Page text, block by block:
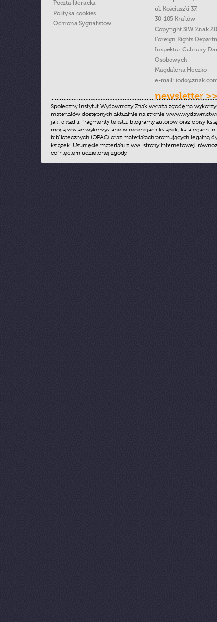
Poczta literacka
Polityka cookies
Ochrona Sygnalistow
ul. Kościuszki 37,
30-105 Kraków
Copyright SIW Znak
Foreign Rights
Inspektor Ochrony
Osobowych
Magdalena Heczko
e-mail:
newsletter >>
Społeczny Instytut Wydawniczy Znak wyraża zgodę na
materiałów dostępnych aktualnie na stronie
jak: okładki, fragmenty tekstu, biogramy autorów oraz opisy
mogą zostać wykorzystane w recenzjach książek, katalogach
bibliotecznych (OPAC) oraz materiałach promujących legalną
książek. Usunięcie materiału z ww. strony internetowej,
cofnięciem udzielonej zgody.